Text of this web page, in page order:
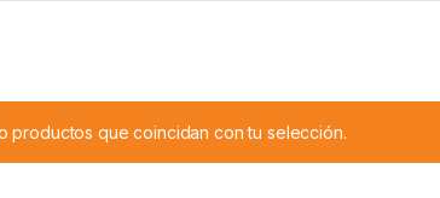
productos que coincidan con tu selección.